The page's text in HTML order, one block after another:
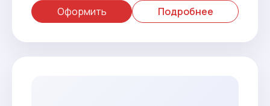
Оформить
Подробнее